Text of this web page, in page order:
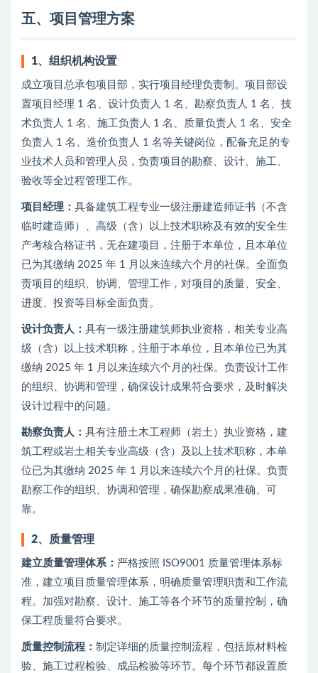
五、项目管理方案
1、 组织机构设置
成立项目总承包项目部，实行项目经理负责制。项目部设
置项目经理 1 名、设计负责人 1 名、勘察负责人 1 名、技
术负责人 1 名、施工负责人 1 名、质量负责人 1 名、安全
负责人 1 名、造价负责人 1 名等关键岗位，配备充足的专
业技术人员和管理人员，负责项目的勘察、设计、施工、
验收等全过程管理工作。
项目经理： 具备建筑工程专业一级注册建造师证书（不含
临时建造师）、高级（含）以上技术职称及有效的安全生
产考核合格证书，无在建项目，注册于本单位，且本单位
已为其缴纳 2025 年 1 月以来连续六个月的社保。全面负
责项目的组织、协调、管理工作，对项目的质量、安全、
进度、投资等目标全面负责。
设计负责人： 具有一级注册建筑师执业资格，相关专业高
级（含）以上技术职称，注册于本单位，且本单位已为其
缴纳 2025 年 1 月以来连续六个月的社保。负责设计工作
的组织、协调和管理，确保设计成果符合要求，及时解决
设计过程中的问题。
勘察负责人： 具有注册土木工程师（岩土）执业资格，建
筑工程或岩土相关专业高级（含）及以上技术职称，本单
位已为其缴纳 2025 年 1 月以来连续六个月的社保。负责
勘察工作的组织、协调和管理，确保勘察成果准确、可
靠。
2、 质量管理
建立质量管理体系： 严格按照 ISO9001 质量管理体系标
准，建立项目质量管理体系，明确质量管理职责和工作流
程。加强对勘察、设计、施工等各个环节的质量控制，确
保工程质量符合要求。
质量控制流程： 制定详细的质量控制流程，包括原材料检
验、施工过程检验、成品检验等环节。每个环节都设置质